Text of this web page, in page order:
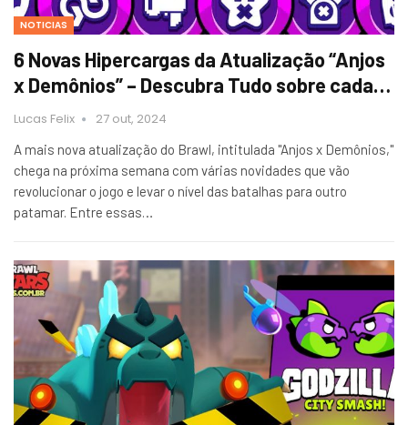
NOTICIAS
6 Novas Hipercargas da Atualização “Anjos
x Demônios” – Descubra Tudo sobre cada…
Lucas Felix 27 out, 2024
A mais nova atualização do Brawl, intitulada "Anjos x Demônios,"
chega na próxima semana com várias novidades que vão
revolucionar o jogo e levar o nível das batalhas para outro
patamar. Entre essas…